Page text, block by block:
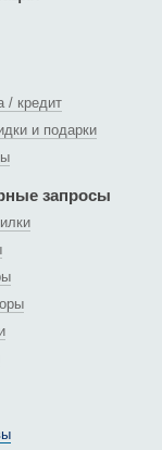
/ кредит
и подарки
запросы